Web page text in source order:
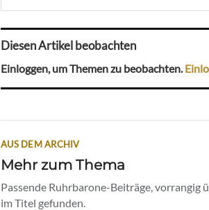
Diesen Artikel beobachten
Einloggen, um Themen zu beobachten.
AUS DEM ARCHIV
Mehr zum Thema
Passende Ruhrbarone-Beiträge, vorrangig
im Titel gefunden.